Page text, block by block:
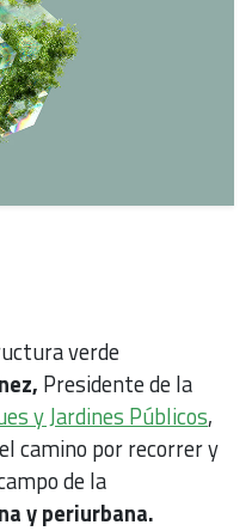
verde
Presidente de la
y Jardines Públicos,
camino por recorrer y
de la
y periurbana.